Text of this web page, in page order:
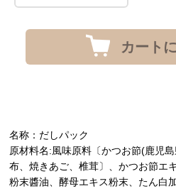
カート
名称：だしパック
原材料名:風味原料〔かつお節(鹿児
布、焼きあご、椎茸〕、かつお節エ
粉末醬油、酵母エキス粉末、たん白